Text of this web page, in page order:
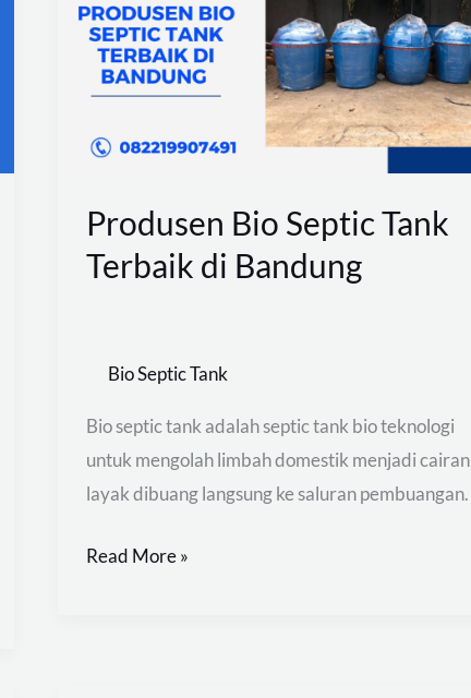
Produsen Bio Septic Tank
Terbaik di Bandung
Bio Septic Tank
Bio septic tank adalah septic tank bio teknologi
untuk mengolah limbah domestik menjadi cairan
layak dibuang langsung ke saluran pembuangan.
Tank
Terbaik
di
Bandung
Read More »